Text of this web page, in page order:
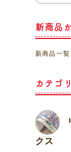
新商品
新商品一覧
カテゴ
クス